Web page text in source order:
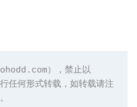
），禁止以
任何形式转载，如转载请注